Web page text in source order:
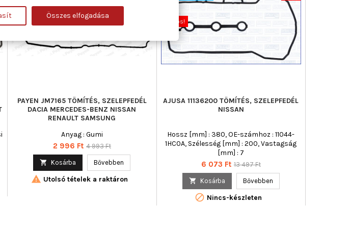
Akciós!
PAYEN JM7165 TÖMÍTÉS, SZELEPFEDÉL
DACIA MERCEDES-BENZ NISSAN
RENAULT SAMSUNG
Anyag : Gumi
Ár
2 996 Ft Normál
4 993 Ft
 Kosárba Bővebben
 Utolsó tételek a raktáron
Akciós!
AJUSA 11136200 TÖMÍTÉS, SZELEPFEDÉL
NISSAN
Hossz [mm] : 380, OE-számhoz : 11044-
1HC0A, Szélesség [mm] : 200, Vastagság
[mm] : 7
Ár
6 073 Ft Normál
13 497 Ft
 Kosárba Bővebben
 Nincs-készleten
Összes elfogadása